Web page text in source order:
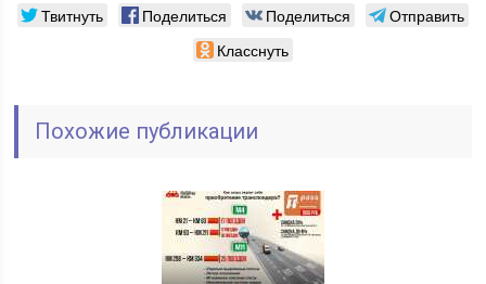
Твитнуть Поделиться Поделиться
Отправить
Класснуть
Похожие публикации